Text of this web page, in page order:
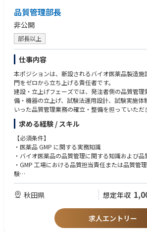
• Partner closely with Commercial, Supply
functional teams to drive business performance.
• Provide financial insights and
iatives and operational improvements.
• Influence stakeholders through fact-based
ve communication.
• Challenge assumptions and help drive
ss.
■Financial Analysis & Investment Evaluation
• Develop business cases for strategic initiatives,
enditure (CAPEX) investments.
• Conduct profitability, pricing, cost, and ROI
ment and resource allocation decisions.
• Assess financial implications on both Profit &
erformance.
• Support management in evaluating whether
ed based on financial returns and strategic value.
■Financial Controls & Support
• Work closely with the Finance Head and
d accounting-related activities and cross-
• Maintain strong oversight of:
- Pricing strategy and execution
- Foreign exchange exposure
• Advanced proficiency in Microsoft Excel,
nd scenario analysis.
• Advanced PowerPoint skills with the ability to
ment presentations.
• Strong analytical and problem-solving
• Experience with ERP systems and financial
Competencies
• Strong business acumen with the ability to
to business actions.
• Excellent communication and stakeholder
• Influential business partner capable of driving
ments.
• Hands-on, proactive, and results-oriented
• Strong attention to detail and accuracy.
• High level of integrity and ability to manage
• Ability to work effectively in a fast-paced and
• Strategic thinking combined with operational
品質管理部長
非公開
部長以上
仕事内容
本ポジションは、新設されるバイオ医薬品製造
門をゼロから立ち上げる責任者です。
建設・立上げフェーズでは、発注者側の品質管理
備・機器の立上げ、試験法運用設計、試験実施体
いった品質管理業務の確立・整備を担っていただ
後は、品質管理部門責任者として、原材料試験、
環境モニタリング、安定性試験等を含む試験活動
だきます。
求める経験 / スキル
【必須条件】
・医薬品 GMP に関する実務知識
・バイオ医薬品の品質管理に関する知識および
・GMP 工場における品質担当責任または品質管
験
・試験設備・機器、試薬等、試験記録、試験結
に関する基本的な理解
・複数の社外関係者（設計会社、施工会社、設
ト、外部試験機関、技術供与等）との調整・折衝
・品質管理部門または試験関連チームにおけるピ
・環境で発生する課題を整理し、関係者を巻き込
秋田県 想定年収
求人エントリー